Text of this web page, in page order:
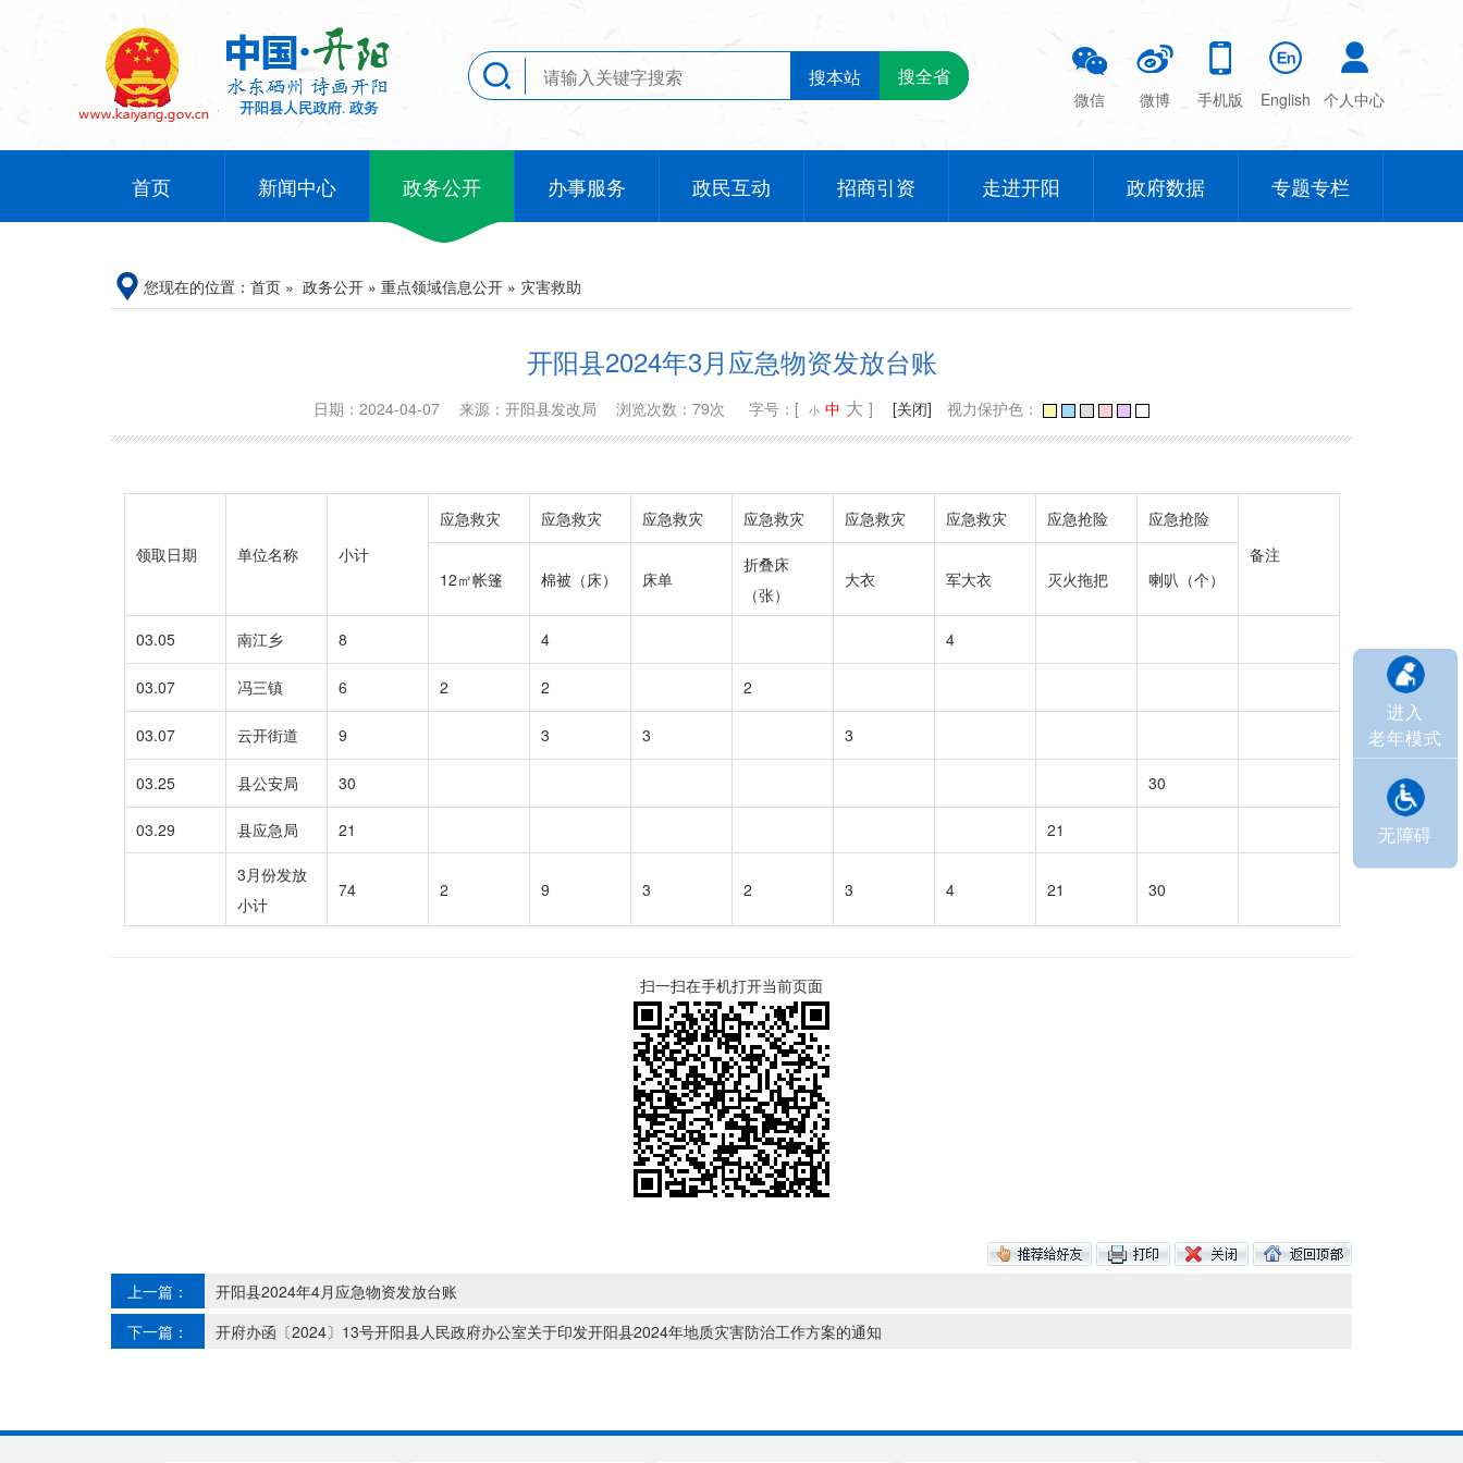
搜本站 搜全省
微信 微博 手机版 English 个人中心
首页 新闻中心 政务公开 办事服务 政民互动 招商引资 走进开阳 政府数据 专题专栏
进入
老年模式
无障碍
您现在的位置： 首页 » 政务公开 » 重点领域信息公开 » 灾害救助
开阳县2024年3月应急物资发放台账
日期：2024-04-07 来源：开阳县发改局 浏览次数：79次 字号：[ 小 中 大 ] [关闭] 视力保护色：
领取日期 单位名称 小计
应急救灾 应急救灾 应急救灾 应急救灾 应急救灾 应急救灾 应急抢险
应急抢险
备注
12㎡帐篷
棉被（床） 床单
折叠床
（张）
大衣 军大衣 灭火拖把 喇叭（个）
03.05 南江乡 8 4 4
03.07 冯三镇 6 2 2 2
03.07 云开街道 9 3 3 3
03.25 县公安局 30 30
03.29 县应急局 21 21
3月份发放
小计
74 2 9 3 2 3 4 21 30
扫一扫在手机打开当前页面
上一篇：
开阳县2024年4月应急物资发放台账
下一篇：
开府办函〔2024〕13号开阳县人民政府办公室关于印发开阳县2024年地质灾害防治工作方案的通知